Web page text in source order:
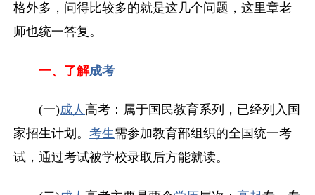
格外多，问得比较多的就是这几个问题，这里章老
师也统一答复。
一、了解成考
(一)成人高考：属于国民教育系列，已经列入国
家招生计划。考生需参加教育部组织的全国统一考
试，通过考试被学校录取后方能就读。